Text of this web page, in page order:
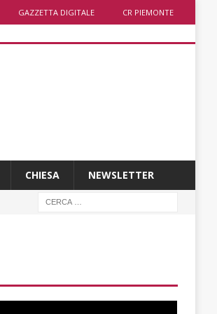
GAZZETTA DIGITALE CR PIEMONTE
CHIESA NEWSLETTER